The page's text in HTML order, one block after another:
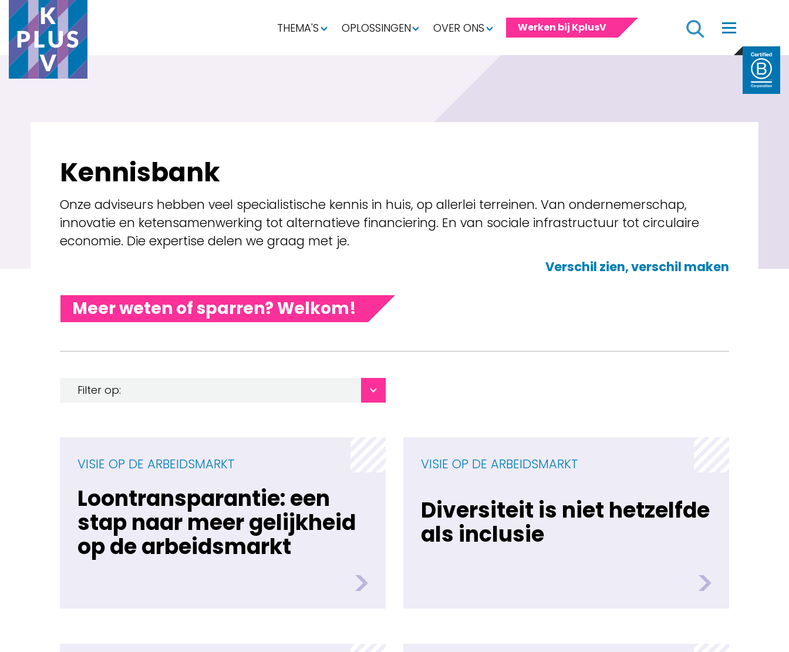
THEMA'S OPLOSSINGEN OVER ONS Werken bij KplusV Zoeken
Kennisbank
Onze adviseurs hebben veel specialistische kennis in huis, op allerlei terreinen. Van ondernemerschap,
innovatie en ketensamenwerking tot alternatieve financiering. En van sociale infrastructuur tot circulaire
economie. Die expertise delen we graag met je.
Verschil zien, verschil maken
Meer weten of sparren? Welkom!
VISIE OP DE ARBEIDSMARKT
Loontransparantie: een
stap naar meer gelijkheid
op de arbeidsmarkt
VISIE OP DE ARBEIDSMARKT
Diversiteit is niet hetzelfde
als inclusie